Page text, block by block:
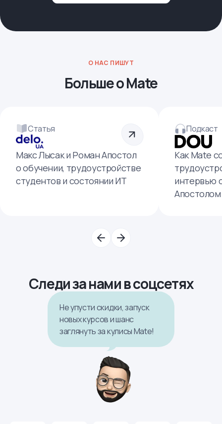
О НАС ПИШУТ
Больше о Mate
Статья
Макс Лысак и Роман Апостол
о обучении, трудоустройстве
студентов и состоянии ИТ
Подкаст
Как Mate
интервью
Апостолом
Следи за нами в соцсетях
Не упусти скидки, запуск
новых курсов и шанс
заглянуть за кулисы Mate!